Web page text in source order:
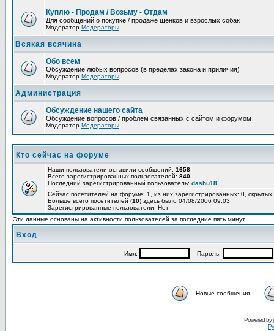
Куплю - Продам / Возьму - Отдам
Для сообщений о покупке / продаже щенков и взрослых собак
Модератор Модераторы
Всякая всячина
Обо всем
Обсуждение любых вопросов (в пределах закона и приличия)
Модератор Модераторы
Администрация
Обсуждение нашего сайта
Обсуждение вопросов / проблем связанных с сайтом и форумом
Модератор Модераторы
Кто сейчас на форуме
Наши пользователи оставили сообщений: 1658
Всего зарегистрированных пользователей: 840
Последний зарегистрированный пользователь: dashu18
Сейчас посетителей на форуме: 1
, из них зарегистрированных: 0,
Больше всего посетителей (10) здесь было 04/08/2006 09:03
Зарегистрированные пользователи: Нет
Эти данные основаны на активности пользователей за последние пять минут
Вход
Имя: Пароль:
Новые сообщения
Powered by